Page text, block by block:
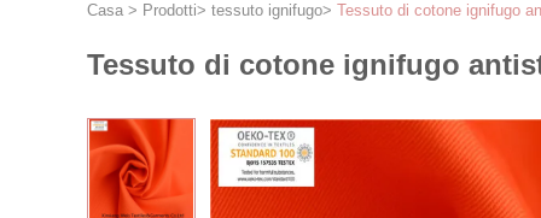
Casa > Prodotti> tessuto ignifugo> Tessuto di cotone ignifugo
Tessuto di cotone ignifugo